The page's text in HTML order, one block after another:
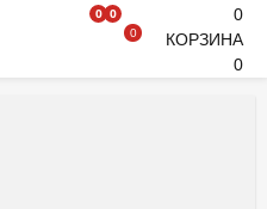
0 0
0
0
КОРЗИНА
0